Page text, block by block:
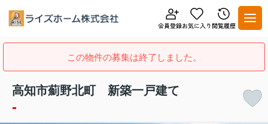
この物件の募集は終了しました。
高知市薊野北町 新築一戸建て
-